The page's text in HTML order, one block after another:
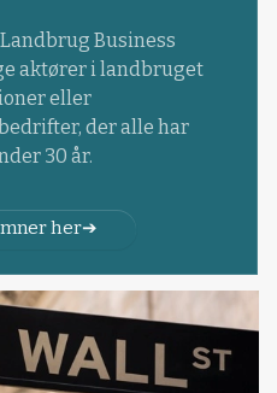
Business
aktører i landbruget
eller
der alle har
30 år.
her